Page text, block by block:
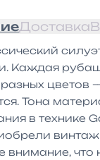
Доставка
Каждая
разных цветов
Тона
в технике
внимание,